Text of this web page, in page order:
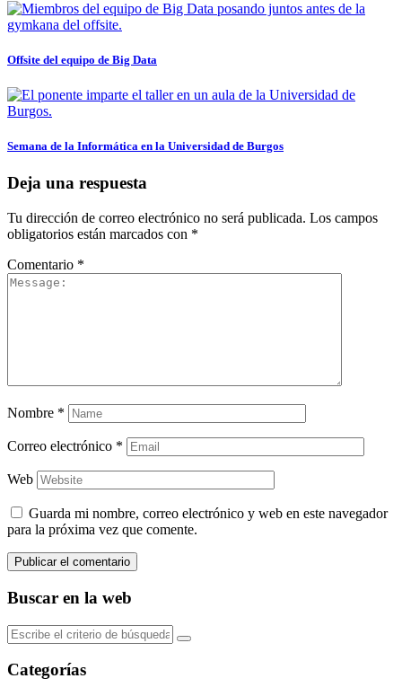
Offsite del equipo de Big Data
Semana de la Informática en la Universidad de Burgos
Deja una respuesta
Tu dirección de correo electrónico no será publicada. Los campos
obligatorios están marcados con *
Comentario *
Nombre *
Correo electrónico *
Web
Guarda mi nombre, correo electrónico y web en este navegador
para la próxima vez que comente.
Buscar en la web
Categorías